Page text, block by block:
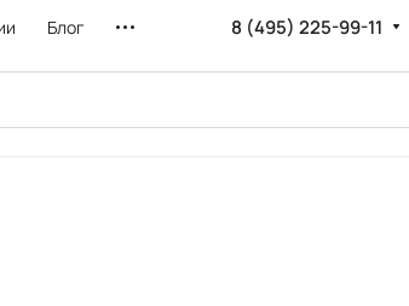
Блог 8 (495) 225-99-11